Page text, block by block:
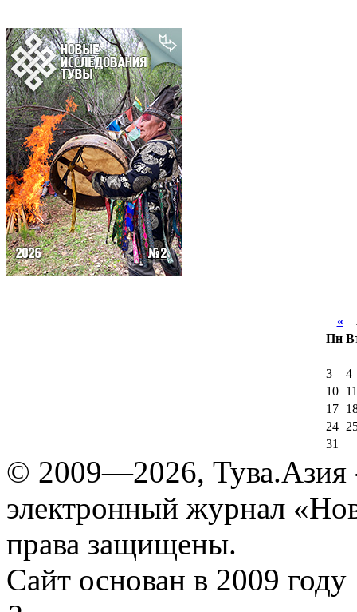
«
Пн
3
4
10
11
17
24
31
© 2009—2026, Тува.Азия
электронный журнал
права защищены.
Сайт основан в 2009 году